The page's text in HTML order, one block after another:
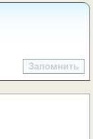
Запомнить